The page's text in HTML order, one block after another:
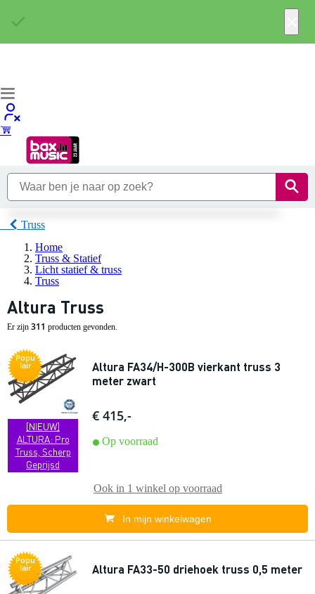
Truss
Home
Truss & Statief
Licht statief & truss
Truss
Altura Truss
Er zijn 311 producten gevonden.
Popu
lair
[NIEUW]
ALTURA: Pro
Truss, Scherp
Geprijsd
Altura FA34/H-300B vierkant truss 3
meter zwart
€ 415,-
Op voorraad
Ook in 1 winkel op voorraad
In mijn winkelwagen
Popu
lair Altura FA33-50 driehoek truss 0,5 meter